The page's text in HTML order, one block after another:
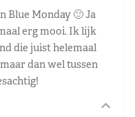
Blue Monday 🙂 Ja
erg mooi. Ik lijk
die juist helemaal
dan wel tussen